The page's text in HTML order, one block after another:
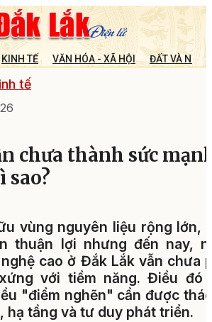
KINH TẾ VĂN HÓA - XÃ HỘI ĐẤT VÀ
tế
chưa thành sức
sao?
vùng nguyên liệu rộng lớn,
thuận lợi nhưng đến nay,
cao ở Đắk Lắk vẫn chưa
với tiềm năng. Điều đó
"điểm nghẽn" cần được
hạ tầng và tư duy phát triển.